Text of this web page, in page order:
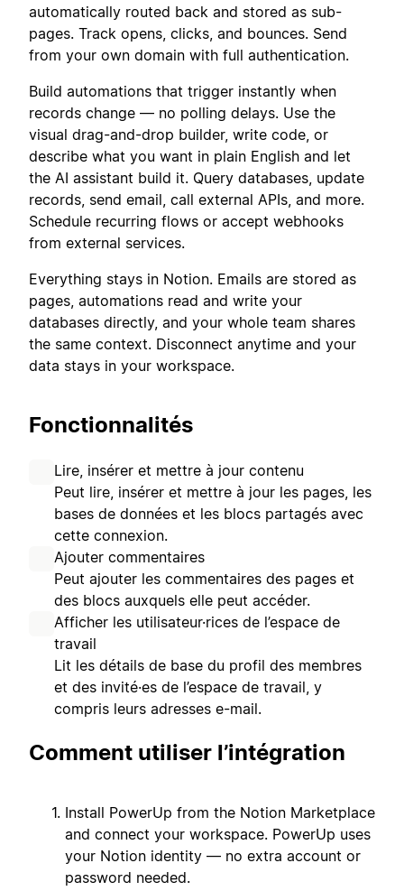
automatically routed back and stored as sub-
pages. Track opens, clicks, and bounces. Send
from your own domain with full authentication.
Build automations that trigger instantly when
records change — no polling delays. Use the
visual drag-and-drop builder, write code, or
describe what you want in plain English and let
the AI assistant build it. Query databases, update
records, send email, call external APIs, and more.
Schedule recurring flows or accept webhooks
from external services.
Everything stays in Notion. Emails are stored as
pages, automations read and write your
databases directly, and your whole team shares
the same context. Disconnect anytime and your
data stays in your workspace.
Fonctionnalités
Lire, insérer et mettre à jour contenu
Peut lire, insérer et mettre à jour les pages, les
bases de données et les blocs partagés avec
cette connexion.
Ajouter commentaires
Peut ajouter les commentaires des pages et
des blocs auxquels elle peut accéder.
Afficher les utilisateur·rices de l’espace de
travail
Lit les détails de base du profil des membres
et des invité·es de l’espace de travail, y
compris leurs adresses e-mail.
Comment utiliser l’intégration
Install PowerUp from the Notion Marketplace
and connect your workspace. PowerUp uses
your Notion identity — no extra account or
password needed.